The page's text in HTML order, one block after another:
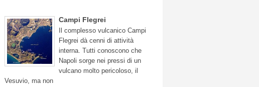
Campi Flegrei
Il complesso vulcanico Campi
Flegrei dà cenni di attività
interna. Tutti conoscono che
Napoli sorge nei pressi di un
vulcano molto pericoloso, il
Vesuvio, ma non